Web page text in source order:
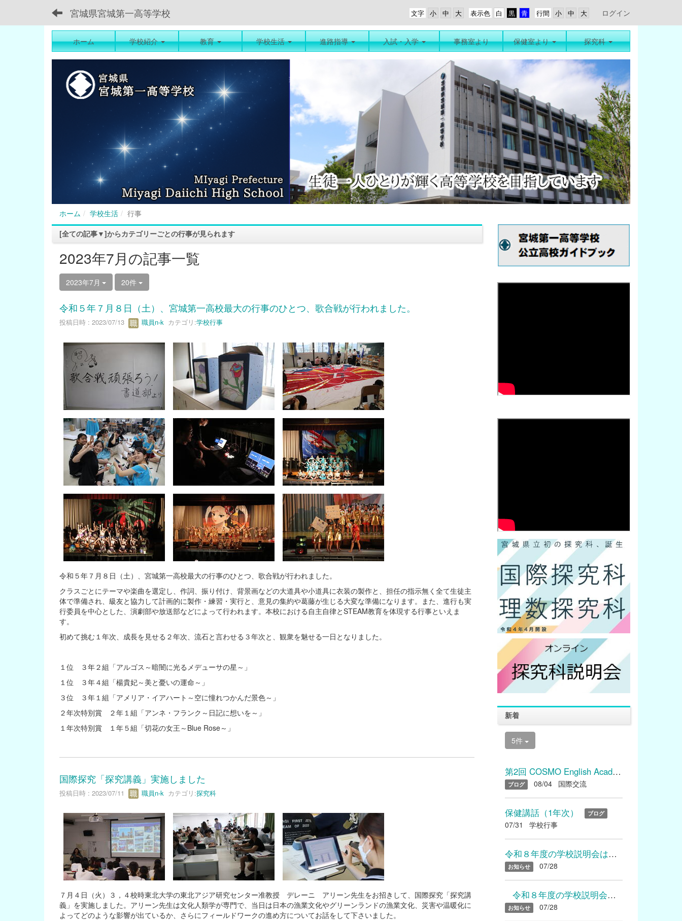
宮城県宮城第一高等学校 行間
表示色
文字 ログイン
ホーム 学校紹介 教育 学校生活 進路指導 入試・入学 事務室より 保健室より 探究科
ホーム 学校生活
行事
[全ての記事▼]からカテゴリーごとの行事が見られます
2023年7月の記事一覧
2023年7月 20件
令和５年７月８日（土）、宮城第一高校最大の行事のひとつ、歌合戦が行われました。
投稿日時 : 2023/07/13 職員n-k カテゴリ:学校行事
令和５年７月８日（土）、宮城第一高校最大の行事のひとつ、歌合戦が行われました。
クラスごとにテーマや楽曲を選定し、作詞、振り付け、背景画などの大道具や小道具に衣装の製作と、担任の指示無く全て生徒主
体で準備され、級友と協力して計画的に製作・練習・実行と、意見の集約や葛藤が生じる大変な準備になります。また、進行も実
行委員を中心とした、演劇部や放送部などによって行われます。本校における自主自律とSTEAM教育を体現する行事といえま
す。
初めて挑む１年次、成長を見せる２年次、流石と言わせる３年次と、観衆を魅せる一日となりました。
１位 ３年２組「アルゴス～暗闇に光るメデューサの星～」
１位 ３年４組「楊貴妃～美と憂いの運命～」
３位 ３年１組「アメリア・イアハート～空に憧れつかんだ景色～」
２年次特別賞 ２年１組「アンネ・フランク～日記に想いを～」
１年次特別賞 １年５組「切花の女王～Blue Rose～」
国際探究「探究講義」実施しました
投稿日時 : 2023/07/11 職員n-k カテゴリ:探究科
７月４日（火）３，４校時東北大学の東北アジア研究センター准教授 デレーニ アリーン先生をお招きして、国際探究「探究講
義」を実施しました。アリーン先生は文化人類学が専門で、当日は日本の漁業文化やグリーンランドの漁業文化、災害や温暖化に
よってどのような影響が出ているか、さらにフィールドワークの進め方についてお話をして下さいました。
新着
5件
第2回 COSMO English Academyを開催しました
ブログ 08/04 国際交流
保健講話（1年次） ブログ
07/31 学校行事
令和８年度の学校説明会は終了いたしました たくさんのご参加あり...
お知らせ 07/28
令和８年度の学校説明会は終了いたしました たくさんのご参加...
お知らせ 07/28